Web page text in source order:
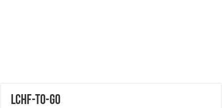
lchf-to-go